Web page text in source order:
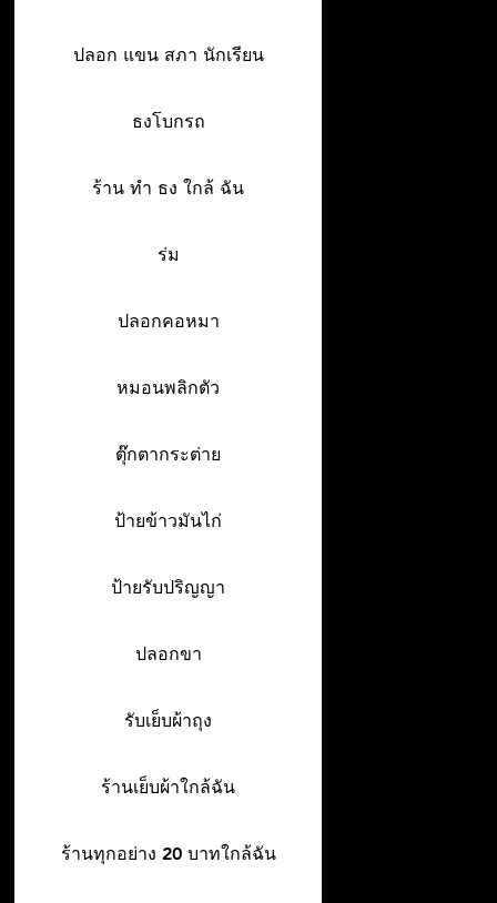
ปลอก แขน สภา นักเรียน
ธงโบกรถ
ร้าน ทํา ธง ใกล้ ฉัน
ร่ม
ปลอกคอหมา
หมอนพลิกตัว
ตุ๊กตากระต่าย
ป้ายข้าวมันไก่
ป้ายรับปริญญา
ปลอกขา
รับเย็บผ้าถุง
ร้านเย็บผ้าใกล้ฉัน
ร้านทุกอย่าง 20 บาทใกล้ฉัน